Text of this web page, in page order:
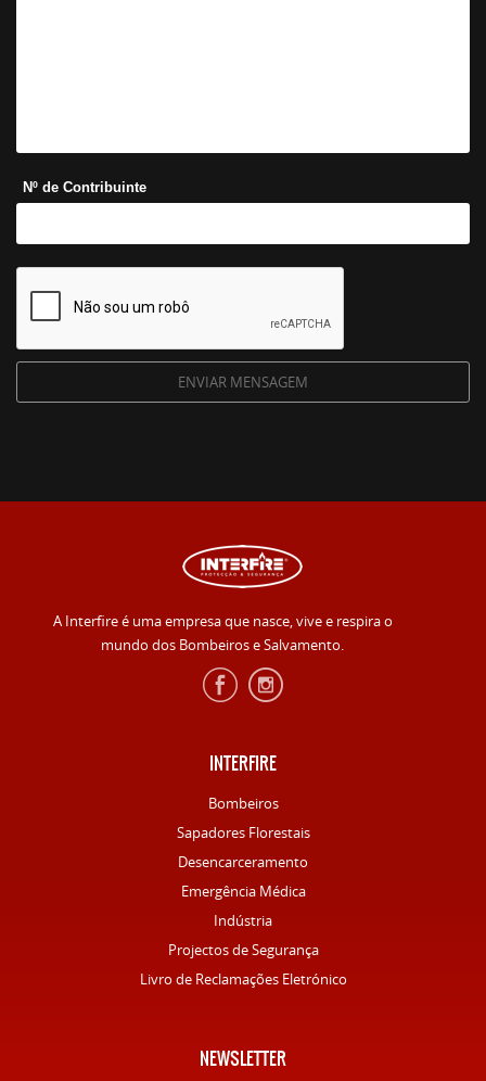
Nº de Contribuinte
A Interfire é uma empresa que nasce, vive e respira o
mundo dos Bombeiros e Salvamento.
INTERFIRE
Bombeiros
Sapadores Florestais
Desencarceramento
Emergência Médica
Indústria
Projectos de Segurança
Livro de Reclamações Eletrónico
NEWSLETTER